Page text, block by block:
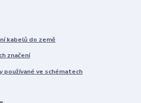
kabelů do země
značení
používané ve schématech